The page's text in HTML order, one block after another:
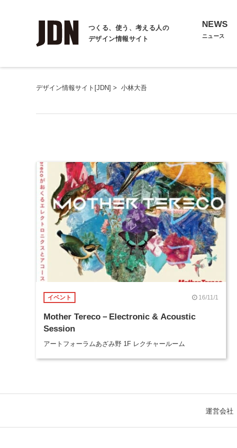
つくる、使う、考える人の
デザイン情報サイト
NEWS
ニュース
デザイン情報サイト[JDN] > 小林大吾
イベント 16/11/1
Mother Tereco－Electronic & Acoustic
Session
アートフォーラムあざみ野 1F レクチャールーム
運営会社